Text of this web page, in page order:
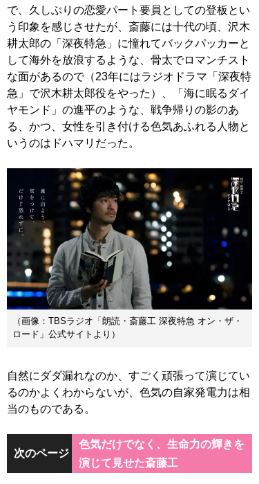
で、久しぶりの恋愛パート要員としての登板とい
う印象を感じさせたが、斎藤には十代の頃、沢木
耕太郎の「深夜特急」に憧れてバックパッカーと
して海外を放浪するような、骨太でロマンチスト
な面があるので（23年にはラジオドラマ「深夜特
急」で沢木耕太郎役をやった）、「海に眠るダイ
ヤモンド」の進平のような、戦争帰りの影のあ
る、かつ、女性を引き付ける色気あふれる人物と
いうのはドハマリだった。
（画像：TBSラジオ「朗読・斎藤工 深夜特急 オン・ザ・
ロード」公式サイトより）
自然にダダ漏れなのか、すごく頑張って演じてい
るのかよくわからないが、色気の自家発電力は相
当のものである。
次のページ
色気だけでなく、生命力の輝きを
演じて見せた斎藤工